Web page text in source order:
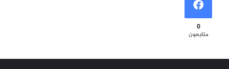
0
متابعون